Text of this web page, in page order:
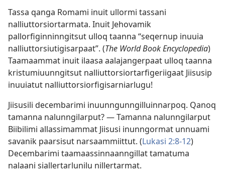
Tassa qanga Romami inuit ullormi tassani
nalliuttorsiortarmata. Inuit Jehovamik
pallorfiginninngitsut ulloq taanna “seqernup inuuia
nalliuttorsiutigisarpaat”. (The World Book Encyclopedia)
Taamaammat inuit ilaasa aalajangerpaat ulloq taanna
kristumiuunngitsut nalliuttorsiortarfigeriigaat Jiisusip
inuuiatut nalliuttorsiorfigisarniarlugu!
Jiisusili decembarimi inuunngunngilluinnarpoq. Qanoq
tamanna nalunngilarput? — Tamanna nalunngilarput
Biibilimi allassimammat Jiisusi inunngormat unnuami
savanik paarsisut narsaammiittut. (Lukasi 2:8-12)
Decembarimi taamaassinnaanngillat tamatuma
nalaani siallertarlunilu nillertarmat.